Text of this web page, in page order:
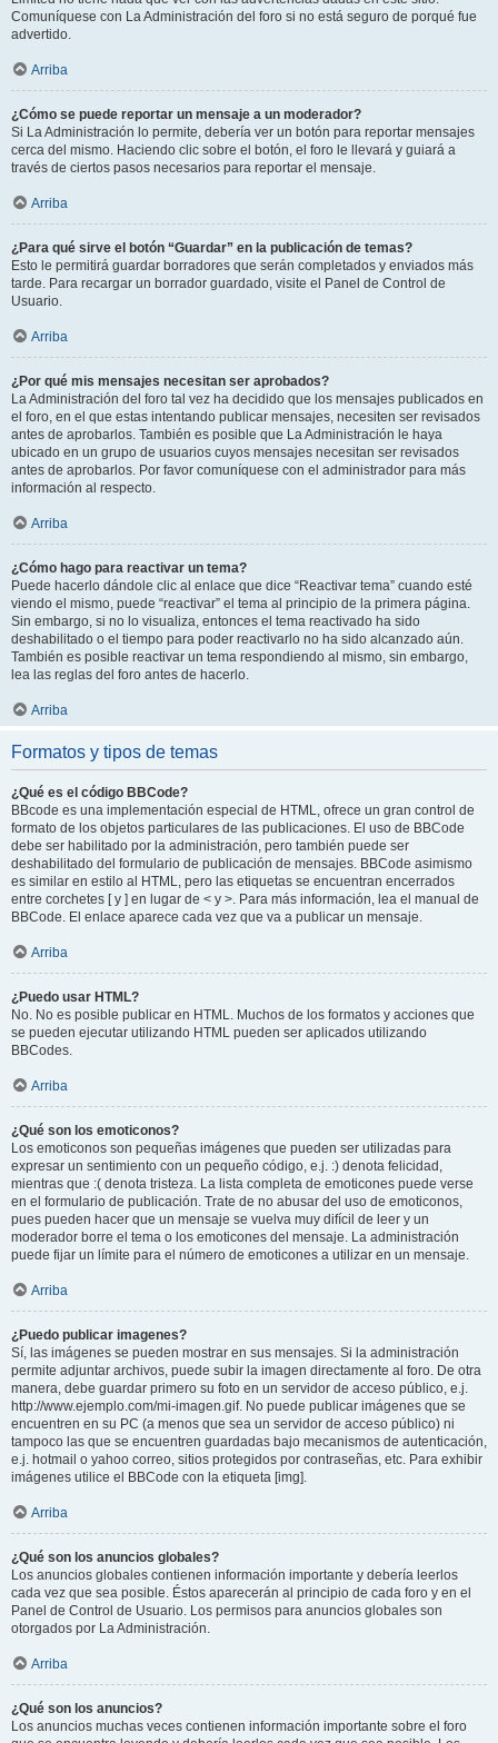
Comuníquese con La Administración del foro si no está seguro de porqué fue
advertido.
Arriba
¿Cómo se puede reportar un mensaje a un moderador?
Si La Administración lo permite, debería ver un botón para reportar mensajes
cerca del mismo. Haciendo clic sobre el botón, el foro le llevará y guiará a
través de ciertos pasos necesarios para reportar el mensaje.
Arriba
¿Para qué sirve el botón “Guardar” en la publicación de temas?
Esto le permitirá guardar borradores que serán completados y enviados más
tarde. Para recargar un borrador guardado, visite el Panel de Control de
Usuario.
Arriba
¿Por qué mis mensajes necesitan ser aprobados?
La Administración del foro tal vez ha decidido que los mensajes publicados en
el foro, en el que estas intentando publicar mensajes, necesiten ser revisados
antes de aprobarlos. También es posible que La Administración le haya
ubicado en un grupo de usuarios cuyos mensajes necesitan ser revisados
antes de aprobarlos. Por favor comuníquese con el administrador para más
información al respecto.
Arriba
¿Cómo hago para reactivar un tema?
Puede hacerlo dándole clic al enlace que dice “Reactivar tema” cuando esté
viendo el mismo, puede “reactivar” el tema al principio de la primera página.
Sin embargo, si no lo visualiza, entonces el tema reactivado ha sido
deshabilitado o el tiempo para poder reactivarlo no ha sido alcanzado aún.
También es posible reactivar un tema respondiendo al mismo, sin embargo,
lea las reglas del foro antes de hacerlo.
Arriba
Formatos y tipos de temas
¿Qué es el código BBCode?
BBcode es una implementación especial de HTML, ofrece un gran control de
formato de los objetos particulares de las publicaciones. El uso de BBCode
debe ser habilitado por la administración, pero también puede ser
deshabilitado del formulario de publicación de mensajes. BBCode asimismo
es similar en estilo al HTML, pero las etiquetas se encuentran encerrados
entre corchetes [ y ] en lugar de < y >. Para más información, lea el manual de
BBCode. El enlace aparece cada vez que va a publicar un mensaje.
Arriba
¿Puedo usar HTML?
No. No es posible publicar en HTML. Muchos de los formatos y acciones que
se pueden ejecutar utilizando HTML pueden ser aplicados utilizando
BBCodes.
Arriba
¿Qué son los emoticonos?
Los emoticonos son pequeñas imágenes que pueden ser utilizadas para
expresar un sentimiento con un pequeño código, e.j. :) denota felicidad,
mientras que :( denota tristeza. La lista completa de emoticones puede verse
en el formulario de publicación. Trate de no abusar del uso de emoticonos,
pues pueden hacer que un mensaje se vuelva muy difícil de leer y un
moderador borre el tema o los emoticones del mensaje. La administración
puede fijar un límite para el número de emoticones a utilizar en un mensaje.
Arriba
¿Puedo publicar imagenes?
Sí, las imágenes se pueden mostrar en sus mensajes. Si la administración
permite adjuntar archivos, puede subir la imagen directamente al foro. De otra
manera, debe guardar primero su foto en un servidor de acceso público, e.j.
http://www.ejemplo.com/mi-imagen.gif. No puede publicar imágenes que se
encuentren en su PC (a menos que sea un servidor de acceso público) ni
tampoco las que se encuentren guardadas bajo mecanismos de autenticación,
e.j. hotmail o yahoo correo, sitios protegidos por contraseñas, etc. Para exhibir
imágenes utilice el BBCode con la etiqueta [img].
Arriba
¿Qué son los anuncios globales?
Los anuncios globales contienen información importante y debería leerlos
cada vez que sea posible. Éstos aparecerán al principio de cada foro y en el
Panel de Control de Usuario. Los permisos para anuncios globales son
otorgados por La Administración.
Arriba
¿Qué son los anuncios?
Los anuncios muchas veces contienen información importante sobre el foro